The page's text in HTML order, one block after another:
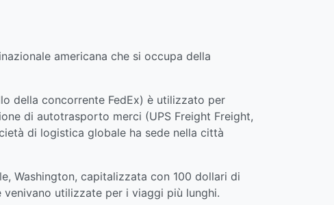
americana che si occupa della
della concorrente FedEx) è utilizzato per
di autotrasporto merci (UPS Freight Freight,
di logistica globale ha sede nella città
Washington, capitalizzata con 100 dollari di
utilizzate per i viaggi più lunghi.